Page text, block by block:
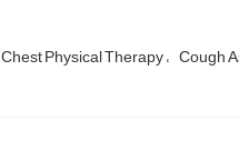
Chest Physical Therapy Cough